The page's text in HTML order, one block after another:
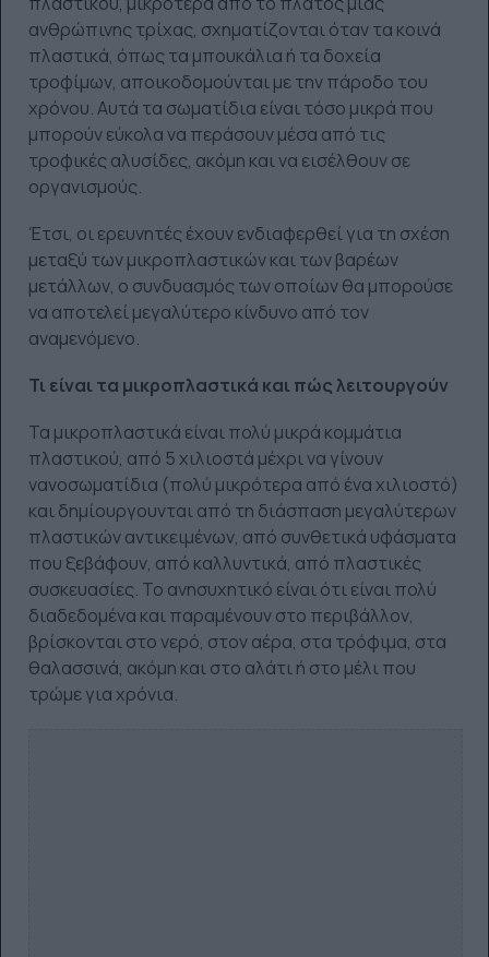
ανθρώπινης τρίχας, σχηματίζονται όταν τα κοινά
πλαστικά, όπως τα μπουκάλια ή τα δοχεία
τροφίμων, αποικοδομούνται με την πάροδο του
χρόνου. Αυτά τα σωματίδια είναι τόσο μικρά που
μπορούν εύκολα να περάσουν μέσα από τις
τροφικές αλυσίδες, ακόμη και να εισέλθουν σε
οργανισμούς.
Έτσι, οι ερευνητές έχουν ενδιαφερθεί για τη σχέση
μεταξύ των μικροπλαστικών και των βαρέων
μετάλλων, ο συνδυασμός των οποίων θα μπορούσε
να αποτελεί μεγαλύτερο κίνδυνο από τον
αναμενόμενο.
Τι είναι τα μικροπλαστικά και πώς λειτουργούν
Τα μικροπλαστικά είναι πολύ μικρά κομμάτια
πλαστικού, από 5 χιλιοστά μέχρι να γίνουν
νανοσωματίδια (πολύ μικρότερα από ένα χιλιοστό)
και δημίουργουνται από τη διάσπαση μεγαλύτερων
πλαστικών αντικειμένων, από συνθετικά υφάσματα
που ξεβάφουν, από καλλυντικά, από πλαστικές
συσκευασίες. Το ανησυχητικό είναι ότι είναι πολύ
διαδεδομένα και παραμένουν στο περιβάλλον,
βρίσκονται στο νερό, στον αέρα, στα τρόφιμα, στα
θαλασσινά, ακόμη και στο αλάτι ή στο μέλι που
τρώμε για χρόνια.